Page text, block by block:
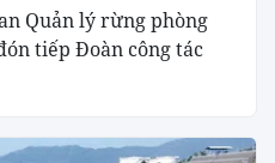
Quản lý rừng phòng
tiếp Đoàn công tác